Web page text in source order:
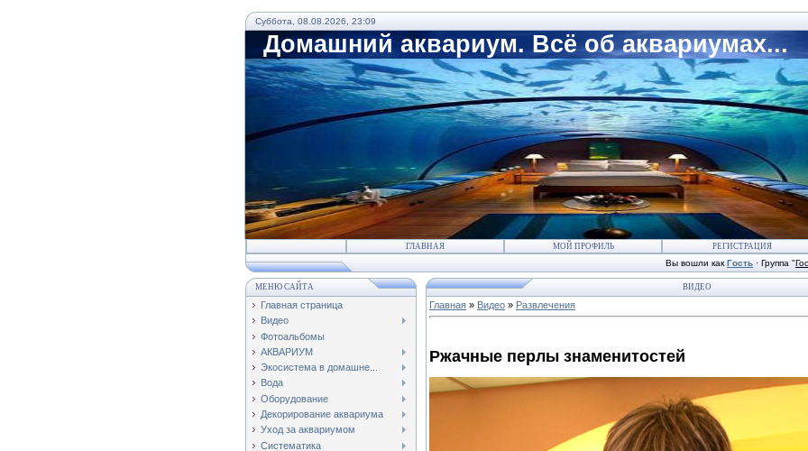
Суббота, 08.08.2026, 23:09
Домашний аквариум. Всё об аквариумах...
ГЛАВНАЯ МОЙ ПРОФИЛЬ РЕГИСТРАЦИЯ
Вы вошли как Гость · Группа "
МЕНЮ САЙТА
Главная страница
Видео
Фотоальбомы
АКВАРИУМ
Экосистема в домашне...
Вода
Оборудование
Декорирование аквариума
Уход за аквариумом
Систематика
ВИДЕО
Главная » Видео » Развлечения
Ржачные перлы знаменитостей